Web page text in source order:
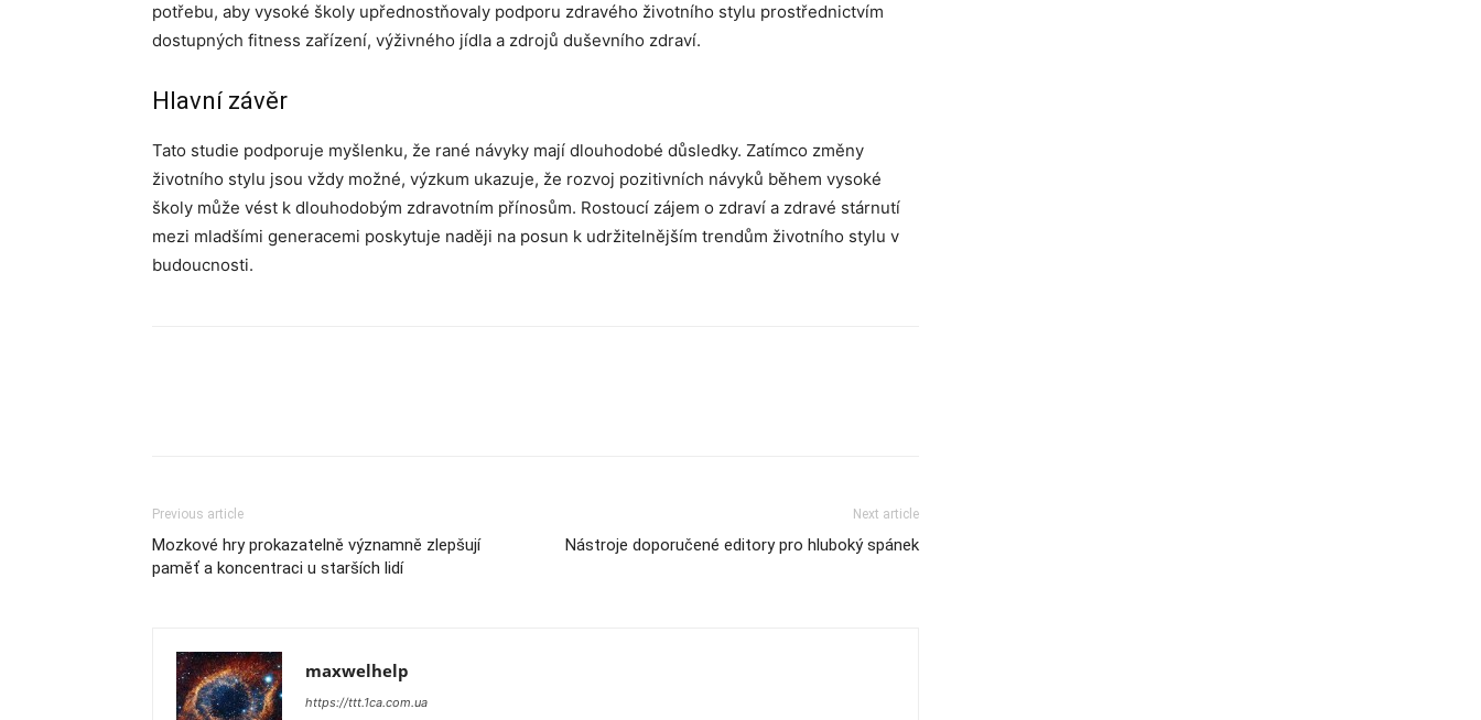
potřebu, aby vysoké školy upřednostňovaly podporu zdravého životního stylu prostřednictvím
dostupných fitness zařízení, výživného jídla a zdrojů duševního zdraví.
Hlavní závěr
Tato studie podporuje myšlenku, že rané návyky mají dlouhodobé důsledky. Zatímco změny
životního stylu jsou vždy možné, výzkum ukazuje, že rozvoj pozitivních návyků během vysoké
školy může vést k dlouhodobým zdravotním přínosům. Rostoucí zájem o zdraví a zdravé stárnutí
mezi mladšími generacemi poskytuje naději na posun k udržitelnějším trendům životního stylu v
budoucnosti.
Previous article
Mozkové hry prokazatelně významně zlepšují
paměť a koncentraci u starších lidí
Next article
Nástroje doporučené editory pro hluboký spánek
maxwelhelp
https://ttt.1ca.com.ua